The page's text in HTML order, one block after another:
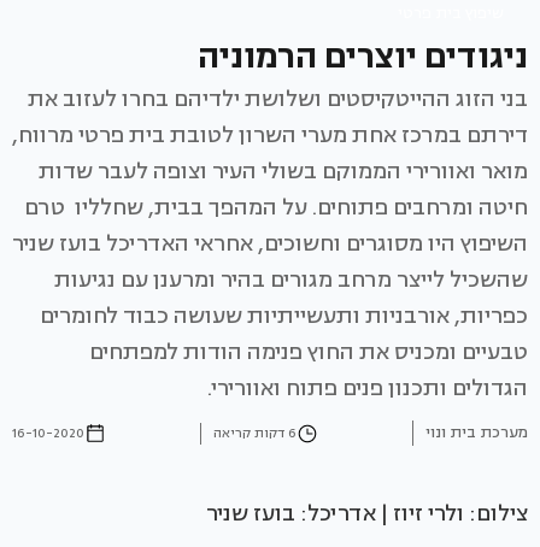
ניגודים יוצרים הרמוניה
בני הזוג ההייטקיסטים ושלושת ילדיהם בחרו לעזוב את
דירתם במרכז אחת מערי השרון לטובת בית פרטי מרווח,
מואר ואוורירי הממוקם בשולי העיר וצופה לעבר שדות
חיטה ומרחבים פתוחים. על המהפך בבית, שחלליו טרם
השיפוץ היו מסוגרים וחשוכים, אחראי האדריכל בועז שניר
שהשכיל לייצר מרחב מגורים בהיר ומרענן עם נגיעות
כפריות, אורבניות ותעשייתיות שעושה כבוד לחומרים
טבעיים ומכניס את החוץ פנימה הודות למפתחים
הגדולים ותכנון פנים פתוח ואוורירי.
מערכת בית ונוי 6 דקות קריאה 16-10-2020
צילום: ולרי זיוז | אדריכל: בועז שניר